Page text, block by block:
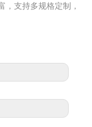
，支持多规格定制，